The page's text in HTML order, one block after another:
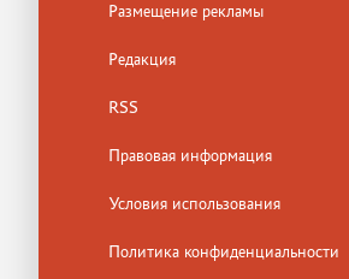
Размещение рекламы
Редакция
RSS
Правовая информация
Условия использования
Политика конфиденциальности